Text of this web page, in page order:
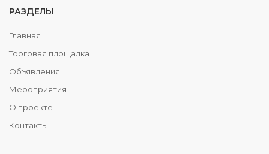
РАЗДЕЛЫ
Главная
Торговая площадка
Объявления
Мероприятия
О проекте
Контакты